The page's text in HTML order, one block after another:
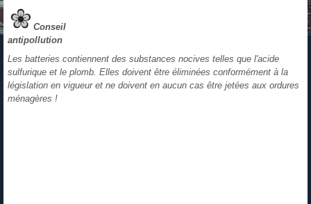
Conseil
antipollution
Les batteries contiennent des substances nocives telles que l'acide
sulfurique et le plomb. Elles doivent être éliminées conformément à la
législation en vigueur et ne doivent en aucun cas être jetées aux ordures
ménagères !